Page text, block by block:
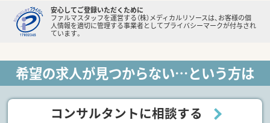
安心してご登録いただくために
ファルマスタッフを運営する（株）メディカルリソースは、お客様の個
人情報を適切に管理する事業者としてプライバシーマークが付与され
ています。
希望の求人が見つからない…という方は
コンサルタントに相談する